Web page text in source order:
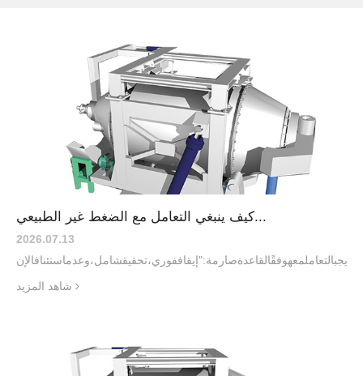
كيف ينبغي التعامل مع الضغط غير الطبيعي...
2026.07.13